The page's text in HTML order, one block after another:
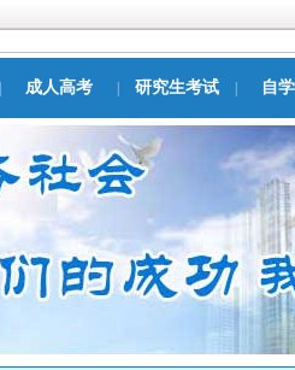
成人高考 研究生考试 自